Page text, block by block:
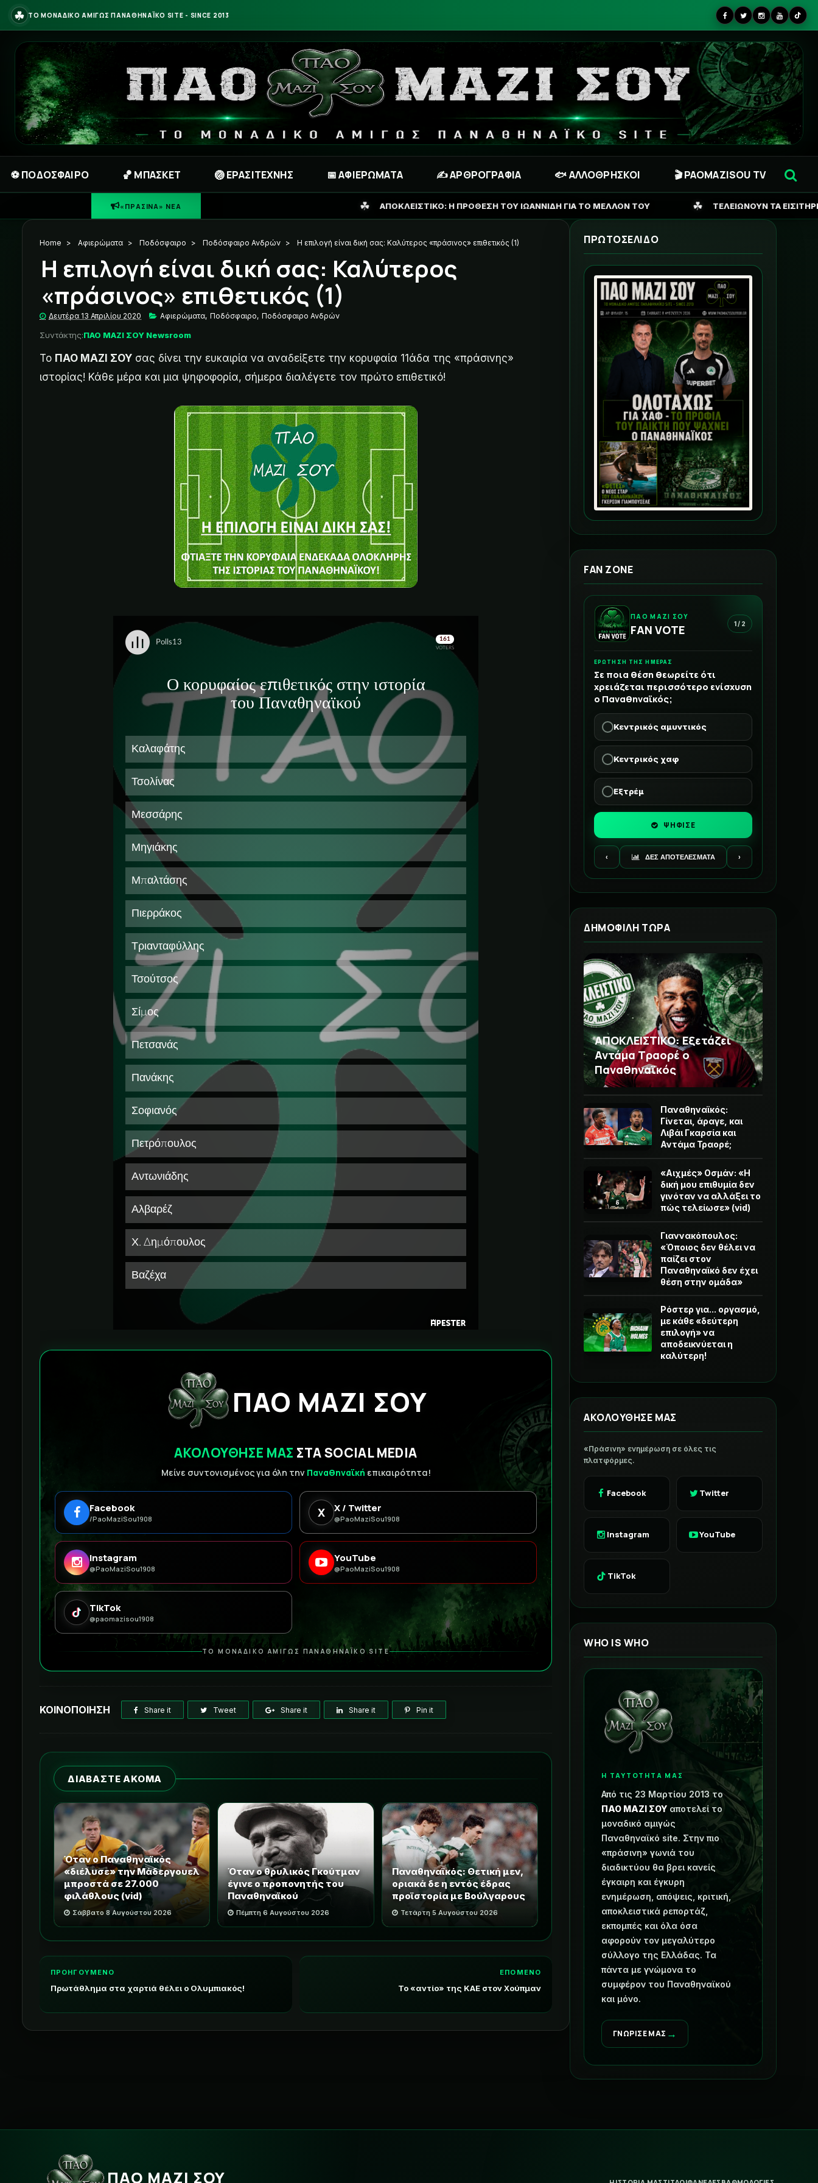
☘ ΤΟ ΜΟΝΑΔΙΚΟ ΑΜΙΓΩΣ ΠΑΝΑΘΗΝΑΪΚΟ SITE - SINCE 2013
⚽ ΠΟΔΟΣΦΑΙΡΟ 🏀 ΜΠΑΣΚΕΤ 🏐 ΕΡΑΣΙΤΕΧΝΗΣ 📅 ΑΦΙΕΡΩΜΑΤΑ ✍️ ΑΡΘΡΟΓΡΑΦΙΑ 🐟 ΑΛΛΟΘΡΗΣΚΟΙ 🎬 PAOMAZISOU TV
«ΠΡΑΣΙΝΑ» ΝΕΑ ΑΠΟΚΛΕΙΣΤΙΚΟ: Η ΠΡΟΘΕΣΗ ΤΟΥ ΙΩΑΝΝΙΔΗ ΓΙΑ ΤΟ ΜΕΛΛΟΝ ΤΟΥ ☘ ΤΕΛΕΙΩΝΟΥΝ ΤΑ ΕΙΣΙΤΗΡΙΑ ΓΙΑ ΣΟΦΙΑ, ΖΗΤΑΕΙ ΚΙ
Home > Αφιερώματα > Ποδόσφαιρο > Ποδόσφαιρο Ανδρών > Η επιλογή είναι δική σας: Καλύτερος «πράσινος» επιθετικός (1)
Η επιλογή είναι δική σας: Καλύτερος
«πράσινος» επιθετικός (1)
Δευτέρα 13 Απριλίου 2020 Αφιερώματα, Ποδόσφαιρο, Ποδόσφαιρο Ανδρών
Συντάκτης:ΠΑΟ ΜΑΖΙ ΣΟΥ Newsroom
Το ΠΑΟ ΜΑΖΙ ΣΟΥ σας δίνει την ευκαιρία να αναδείξετε την κορυφαία 11άδα της «πράσινης»
ιστορίας! Κάθε μέρα και μια ψηφοφορία, σήμερα διαλέγετε τον πρώτο επιθετικό!
ΠΑΟ ΜΑΖΙ ΣΟΥ
ΑΚΟΛΟΥΘΗΣΕ ΜΑΣ ΣΤΑ SOCIAL MEDIA
Μείνε συντονισμένος για όλη την Παναθηναϊκή επικαιρότητα!
Facebook
/PaoMaziSou1908 X X / Twitter
@PaoMaziSou1908
Instagram
@PaoMaziSou1908
YouTube
@PaoMaziSou1908
TikTok
@paomazisou1908
ΤΟ ΜΟΝΑΔΙΚΟ ΑΜΙΓΩΣ ΠΑΝΑΘΗΝΑΪΚΟ SITE
ΚΟΙΝΟΠΟΙΗΣΗ Share it Tweet Share it Share it Pin it
ΔΙΑΒΑΣΤΕ ΑΚΟΜΑ
Όταν ο Παναθηναϊκός
«διέλυσε» την Μάδεργουελ
μπροστά σε 27.000
φιλάθλους (vid)
Σάββατο 8 Αυγούστου 2026
Όταν ο θρυλικός Γκούτμαν
έγινε ο προπονητής του
Παναθηναϊκού
Πέμπτη 6 Αυγούστου 2026
Παναθηναϊκός: Θετική μεν,
οριακά δε η εντός έδρας
προϊστορία με Βούλγαρους
Τετάρτη 5 Αυγούστου 2026
ΕΠΟΜΕΝΟ
Το «αντίο» της ΚΑΕ στον Χούπμαν
ΠΡΟΗΓΟΥΜΕΝΟ
Πρωτάθλημα στα χαρτιά θέλει ο Ολυμπιακός!
ΠΡΩΤΟΣΕΛΙΔΟ
FAN ZONE
ΠΑΟ ΜΑΖΙ ΣΟΥ
FAN VOTE 1 / 2
ΕΡΩΤΗΣΗ ΤΗΣ ΗΜΕΡΑΣ
Σε ποια θέση θεωρείτε ότι
χρειάζεται περισσότερο ενίσχυση
ο Παναθηναϊκός;
Κεντρικός αμυντικός
Κεντρικός χαφ
Εξτρέμ
ΨΗΦΙΣΕ
‹ ΔΕΣ ΑΠΟΤΕΛΕΣΜΑΤΑ ›
ΔΗΜΟΦΙΛΗ ΤΩΡΑ
ΑΠΟΚΛΕΙΣΤΙΚΟ: Εξετάζει
Αντάμα Τραορέ ο
Παναθηναϊκός
Παναθηναϊκός:
Γίνεται, άραγε, και
Λιβάι Γκαρσία και
Αντάμα Τραορέ;
«Αιχμές» Οσμάν: «Η
δική μου επιθυμία δεν
γινόταν να αλλάξει το
πώς τελείωσε» (vid)
Γιαννακόπουλος:
«Όποιος δεν θέλει να
παίζει στον
Παναθηναϊκό δεν έχει
θέση στην ομάδα»
Ρόστερ για... οργασμό,
με κάθε «δεύτερη
επιλογή» να
αποδεικνύεται η
καλύτερη!
ΑΚΟΛΟΥΘΗΣΕ ΜΑΣ
«Πράσινη» ενημέρωση σε όλες τις
πλατφόρμες.
Facebook Twitter
Instagram YouTube
TikTok
WHO IS WHO
Η ΤΑΥΤΟΤΗΤΑ ΜΑΣ
Από τις 23 Μαρτίου 2013 το
ΠΑΟ ΜΑΖΙ ΣΟΥ αποτελεί το
μοναδικό αμιγώς
Παναθηναϊκό site. Στην πιο
«πράσινη» γωνιά του
διαδικτύου θα βρει κανείς
έγκαιρη και έγκυρη
ενημέρωση, απόψεις, κριτική,
αποκλειστικά ρεπορτάζ,
εκπομπές και όλα όσα
αφορούν τον μεγαλύτερο
σύλλογο της Ελλάδας. Τα
πάντα με γνώμονα το
συμφέρον του Παναθηναϊκού
και μόνο.
ΓΝΩΡΙΣΕ ΜΑΣ →
ΠΑΟ ΜΑΖΙ ΣΟΥ